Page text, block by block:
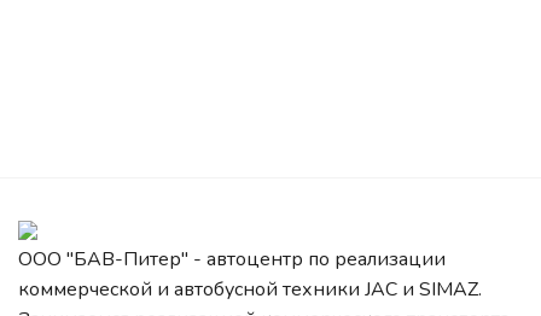
ООО "БАВ-Питер" - автоцентр по реализации
коммерческой и автобусной техники JAC и SIMAZ.